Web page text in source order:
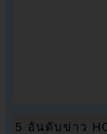
5 อันดับข่าว